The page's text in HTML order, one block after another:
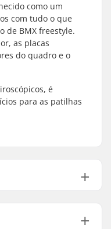
como um
com tudo o que
de BMX freestyle.
as placas
do quadro e o
é
para as patilhas
or Front